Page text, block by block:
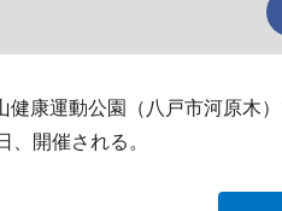
健康運動公園（八戸市河原木
、開催される。